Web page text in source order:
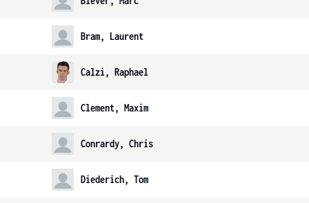
Bram, Laurent
Calzi, Raphael
Clement, Maxim
Conrardy, Chris
Diederich, Tom